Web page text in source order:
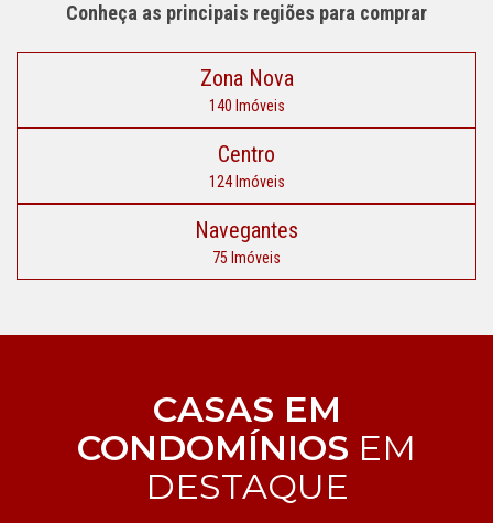
Conheça as principais regiões para comprar
Zona Nova
140 Imóveis
Centro
124 Imóveis
Navegantes
75 Imóveis
CASAS EM
CONDOMÍNIOS EM
DESTAQUE